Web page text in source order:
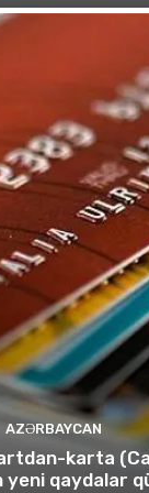
AZƏRBAYCAN
karta
yeni qaydalar